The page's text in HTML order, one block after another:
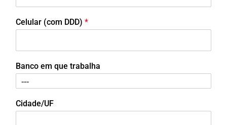
Celular (com DDD) *
Banco em que trabalha
Cidade/UF